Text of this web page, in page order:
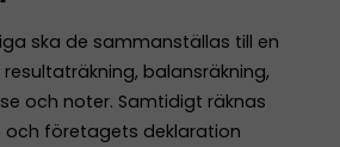
ska de sammanställas till en
balansräkning,
och noter. Samtidigt räknas
företagets deklaration